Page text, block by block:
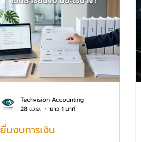
ยื่นภาษีออนไลน์ ยื่นงบการเงิน
ยื่นงบการเงิน
Techvision Accounting
28 เม.ย.
ยาว 1 นาที